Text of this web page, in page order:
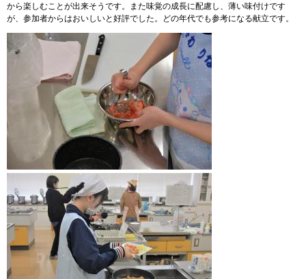
から楽しむことが出来そうです。また味覚の成長に配慮し、薄い味付けです
が、参加者からはおいしいと好評でした。どの年代でも参考になる献立です。